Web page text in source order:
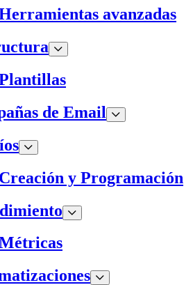
avanzadas
de Email
Creación y Programación